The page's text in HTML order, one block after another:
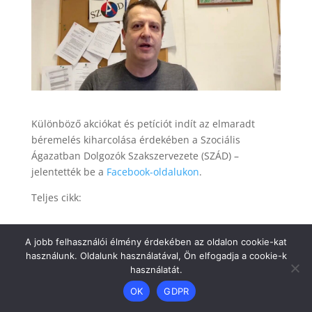
Különböző akciókat és petíciót indít az elmaradt
béremelés kiharcolása érdekében a Szociális
Ágazatban Dolgozók Szakszervezete (SZÁD) –
jelentették be a Facebook-oldalukon.
Teljes cikk:
Elegant Themes | Motor:
A jobb felhasználói élmény érdekében az oldalon cookie-kat
használunk. Oldalunk használatával, Ön elfogadja a cookie-k
használatát.
OK
GDPR